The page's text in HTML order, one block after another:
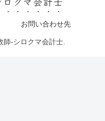
お問い合わせ先
-シロクマ会計士.